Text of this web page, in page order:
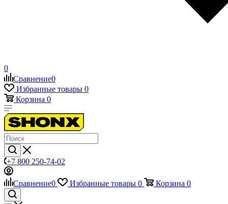
0
Сравнение0
Избранные товары 0
Корзина 0
+7 800 250-74-02
Сравнение0 Избранные товары 0 Корзина 0